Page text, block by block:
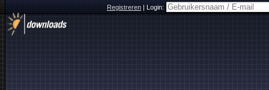
Registreren|Login: